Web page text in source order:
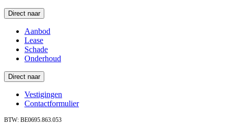
Direct naar
Aanbod
Lease
Schade
Onderhoud
Direct naar
Vestigingen
Contactformulier
BTW: BE0695.863.053